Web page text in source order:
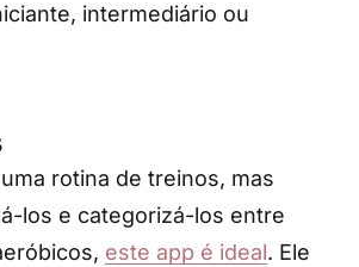
intermediário ou
rotina de treinos, mas
los e categorizá-los entre
este app é ideal. Ele